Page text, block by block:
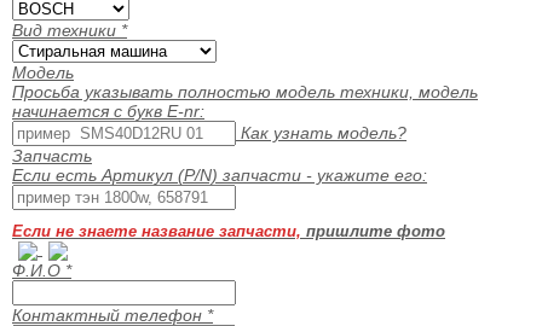
Вид техники *
Модель
Просьба указывать полностью модель техники, модель
начинается с букв E-nr:
Как узнать модель?
Запчасть
Если есть Артикул (P/N) запчасти - укажите его:
Если не знаете название запчасти, пришлите фото
Ф.И.О *
Контактный телефон *